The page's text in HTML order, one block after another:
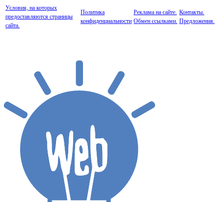
Условия, на которых
предоставляются страницы
сайта.
Политика
конфиденциальности
Реклама на сайте.
Обмен ссылками.
Контакты.
Предложения.